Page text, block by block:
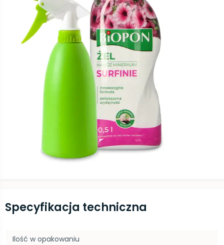
Specyfikacja techniczna
Ilość w opakowaniu